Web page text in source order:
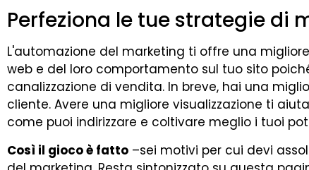
Perfeziona le tue strategie di
L'automazione del marketing ti offre una
web e del loro comportamento sul tuo sito
canalizzazione di vendita. In breve, hai una
cliente. Avere una migliore visualizzazione ti
come puoi indirizzare e coltivare meglio i tuoi
Così il gioco è fatto –sei motivi per cui devi